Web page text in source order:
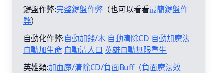
鍵盤作弊:完整鍵盤作弊 （也可以看看最簡鍵盤作
弊）
自動化作弊:自動加錢/木 自動清除CD 自動加魔法
自動加生命 自動清人口 英雄自動無限重生
英雄類:加血魔/清除CD/負面Buff（負面魔法效